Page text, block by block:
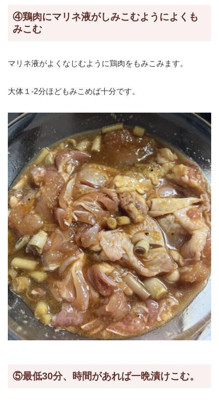
④鶏肉にマリネ液がしみこむようによくも
みこむ
マリネ液がよくなじむように鶏肉をもみこみます。
大体１-2分ほどもみこめば十分です。
⑤最低30分、時間があれば一晩漬けこむ。